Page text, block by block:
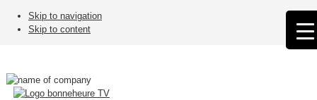
Skip to navigation
Skip to content